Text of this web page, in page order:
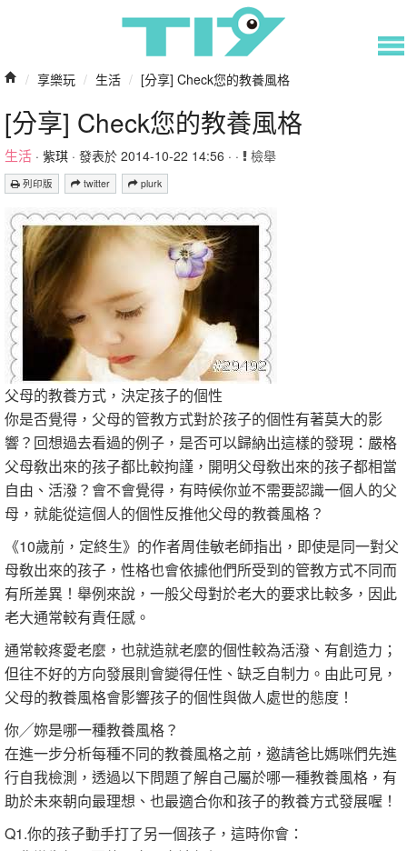
/ 享樂玩 / 生活 / [分享] Check您的教養風格
[分享] Check您的教養風格
生活 · 紫琪 · 發表於 2014-10-22 14:56 · · 檢舉
列印版 twitter plurk
父母的教養方式，決定孩子的個性
你是否覺得，父母的管教方式對於孩子的個性有著莫大的影
響？回想過去看過的例子，是否可以歸納出這樣的發現：嚴格
父母敎出來的孩子都比較拘謹，開明父母敎出來的孩子都相當
自由、活潑？會不會覺得，有時候你並不需要認識一個人的父
母，就能從這個人的個性反推他父母的教養風格？
《10歲前，定終生》的作者周佳敏老師指出，即使是同一對父
母敎出來的孩子，性格也會依據他們所受到的管教方式不同而
有所差異！舉例來說，一般父母對於老大的要求比較多，因此
老大通常較有責任感。
通常較疼愛老麼，也就造就老麼的個性較為活潑、有創造力；
但往不好的方向發展則會變得任性、缺乏自制力。由此可見，
父母的教養風格會影響孩子的個性與做人處世的態度！
你╱妳是哪一種教養風格？
在進一步分析每種不同的教養風格之前，邀請爸比媽咪們先進
行自我檢測，透過以下問題了解自己屬於哪一種教養風格，有
助於未來朝向最理想、也最適合你和孩子的教養方式發展喔！
Q1.你的孩子動手打了另一個孩子，這時你會：